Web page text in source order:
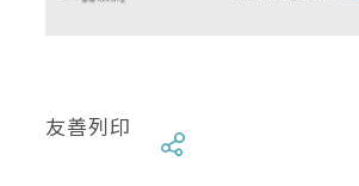
友善列印